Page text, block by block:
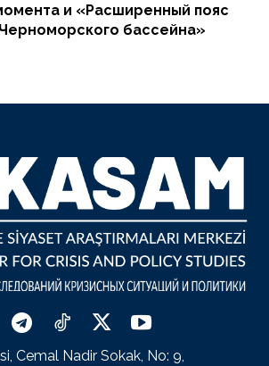
и «Расширенный пояс
бассейна»
Cemal Nadir Sokak, No: 9,